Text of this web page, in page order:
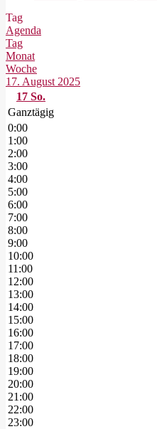
Tag
Agenda
Tag
Monat
Woche
17. August 2025
17 So.
Ganztägig
0:00
1:00
2:00
3:00
4:00
5:00
6:00
7:00
8:00
9:00
10:00
11:00
12:00
13:00
14:00
15:00
16:00
17:00
18:00
19:00
20:00
21:00
22:00
23:00